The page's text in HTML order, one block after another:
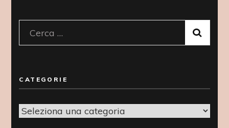
Ricerca
per:
CATEGORIE
Categorie